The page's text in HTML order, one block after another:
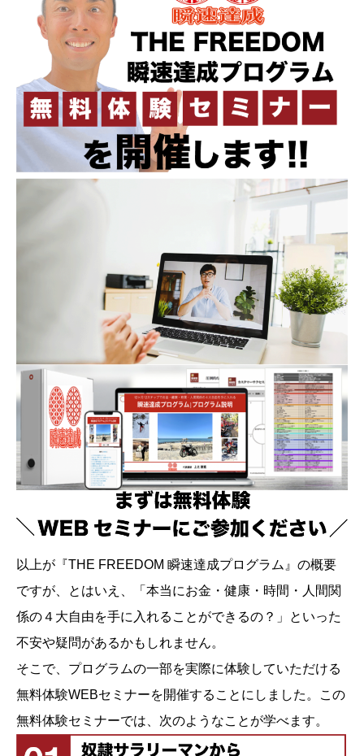
以上が『THE FREEDOM 瞬速達成プログラム』の概要
ですが、とはいえ、「本当にお金・健康・時間・人間関
係の４大自由を手に入れることができるの？」といった
不安や疑問があるかもしれません。
そこで、プログラムの一部を実際に体験していただける
無料体験WEBセミナーを開催することにしました。この
無料体験セミナーでは、次のようなことが学べます。